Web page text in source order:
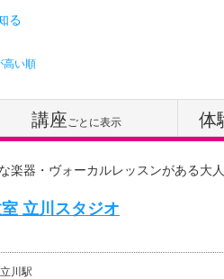
る
高い順
講座ごとに表示 体
楽器・ヴォーカルレッスンがある大
立川スタジオ
川駅